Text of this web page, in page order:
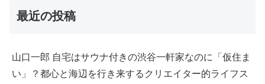
最近の投稿
山口一郎 自宅はサウナ付きの渋谷一軒家なのに「仮住ま
い」？都心と海辺を行き来するクリエイター的ライフス